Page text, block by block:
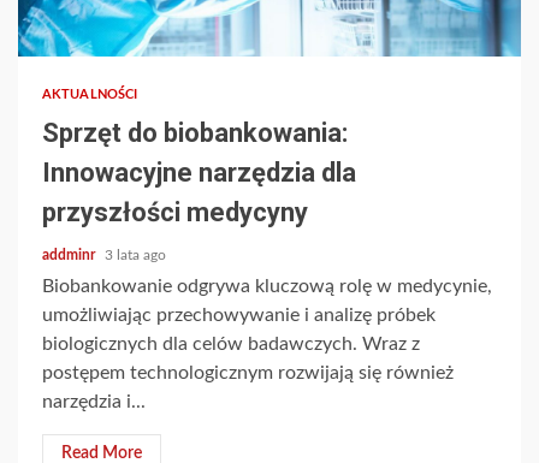
AKTUALNOŚCI
Sprzęt do biobankowania:
Innowacyjne narzędzia dla
przyszłości medycyny
addminr 3 lata ago
Biobankowanie odgrywa kluczową rolę w medycynie,
umożliwiając przechowywanie i analizę próbek
biologicznych dla celów badawczych. Wraz z
postępem technologicznym rozwijają się również
narzędzia i...
Read More